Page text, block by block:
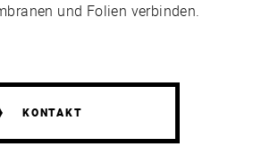
und Folien verbinden.
KONTAKT